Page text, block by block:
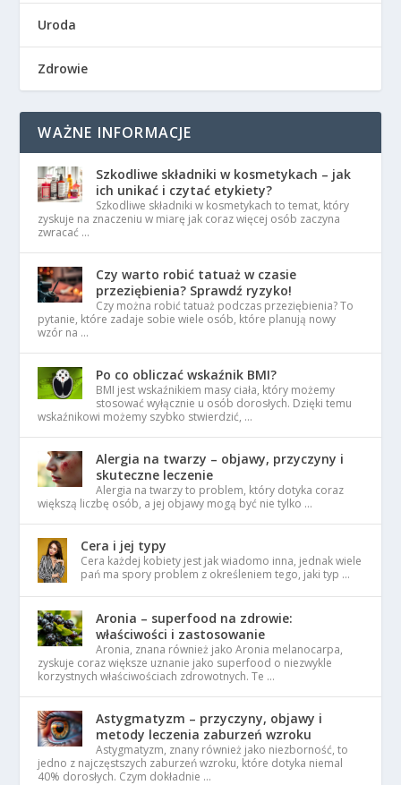
Uroda
Zdrowie
WAŻNE INFORMACJE
Szkodliwe składniki w kosmetykach – jak
ich unikać i czytać etykiety?
Szkodliwe składniki w kosmetykach to temat, który
zyskuje na znaczeniu w miarę jak coraz więcej osób zaczyna
zwracać …
Czy warto robić tatuaż w czasie
przeziębienia? Sprawdź ryzyko!
Czy można robić tatuaż podczas przeziębienia? To
pytanie, które zadaje sobie wiele osób, które planują nowy
wzór na …
Po co obliczać wskaźnik BMI?
BMI jest wskaźnikiem masy ciała, który możemy
stosować wyłącznie u osób dorosłych. Dzięki temu
wskaźnikowi możemy szybko stwierdzić, …
Alergia na twarzy – objawy, przyczyny i
skuteczne leczenie
Alergia na twarzy to problem, który dotyka coraz
większą liczbę osób, a jej objawy mogą być nie tylko …
Cera i jej typy
Cera każdej kobiety jest jak wiadomo inna, jednak wiele
pań ma spory problem z określeniem tego, jaki typ …
Aronia – superfood na zdrowie:
właściwości i zastosowanie
Aronia, znana również jako Aronia melanocarpa,
zyskuje coraz większe uznanie jako superfood o niezwykle
korzystnych właściwościach zdrowotnych. Te …
Astygmatyzm – przyczyny, objawy i
metody leczenia zaburzeń wzroku
Astygmatyzm, znany również jako niezborność, to
jedno z najczęstszych zaburzeń wzroku, które dotyka niemal
40% dorosłych. Czym dokładnie …